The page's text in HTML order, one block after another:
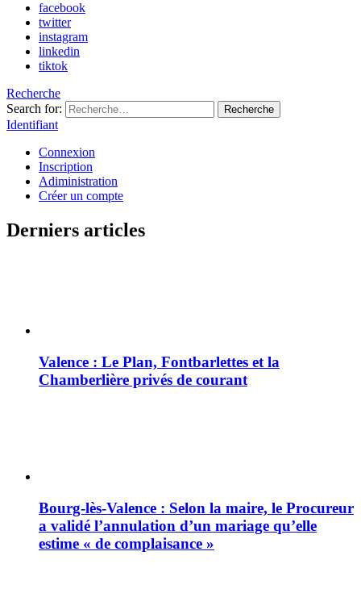
facebook
twitter
instagram
linkedin
tiktok
Recherche
Search for:
Recherche
Identifiant
Connexion
Inscription
Adiministration
Créer un compte
Derniers articles
Valence : Le Plan, Fontbarlettes et la
Chamberlière privés de courant
Bourg-lès-Valence : Selon la maire, le Procureur
a validé l’annulation d’un mariage qu’elle
estime « de complaisance »